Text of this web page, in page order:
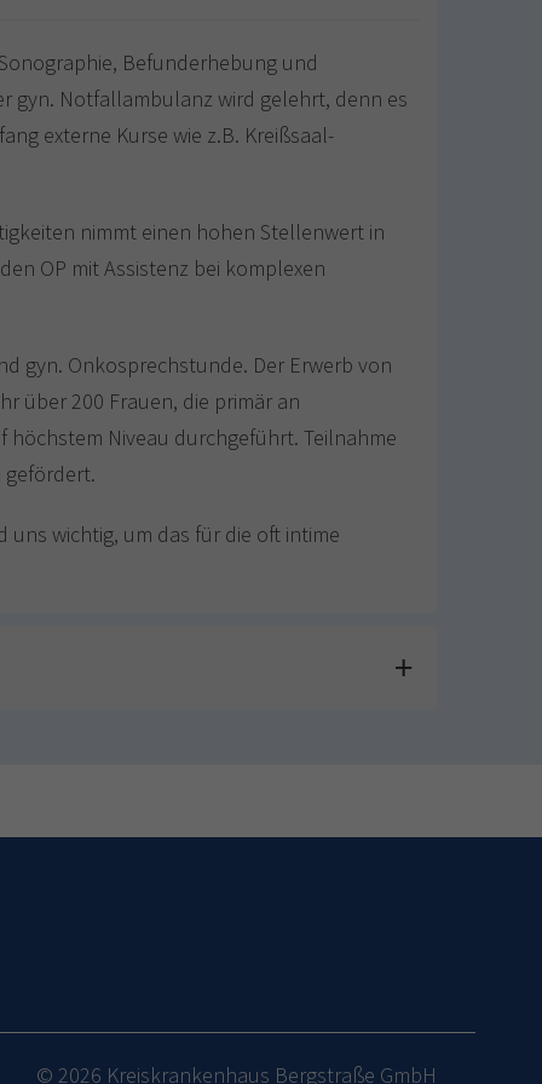
Befunderhebung und
gyn. Notfallambulanz wird gelehrt, denn es
externe Kurse wie z.B. Kreißsaal-
nimmt einen hohen Stellenwert in
OP mit Assistenz bei komplexen
gyn. Onkosprechstunde. Der Erwerb von
über 200 Frauen, die primär an
Niveau durchgeführt. Teilnahme
gefördert.
uns wichtig, um das für die oft intime
© 2026 Kreiskrankenhaus Bergstraße GmbH